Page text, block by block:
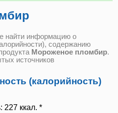
найти информацию о
содержанию
Мороженое пломбир.
источников
(калорийность)
227 ккал. *